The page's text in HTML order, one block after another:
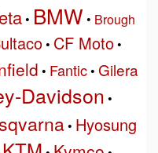
• BMW • Brough
• CF Moto•
• Fantic• Gilera
Davidson •
• Hyosung